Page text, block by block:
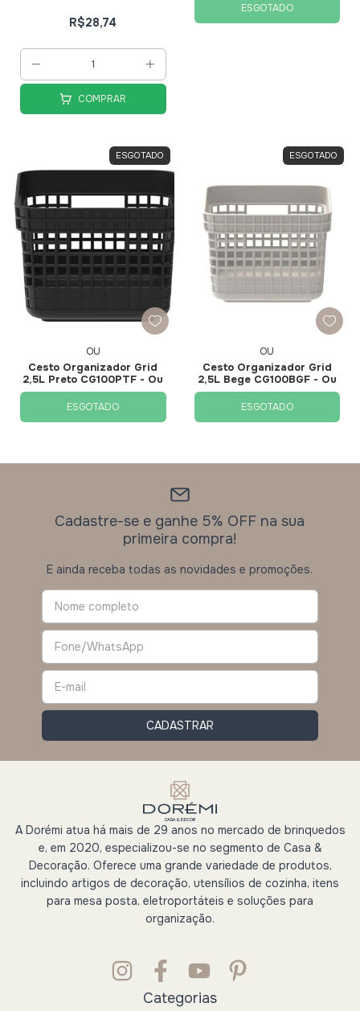
R$28,74
COMPRAR
ESGOTADO
ESGOTADO
OU
Cesto Organizador Grid
2,5L Preto CG100PTF - Ou
ESGOTADO
ESGOTADO
OU
Cesto Organizador Grid
2,5L Bege CG100BGF - Ou
ESGOTADO
Cadastre-se e ganhe 5% OFF na sua
primeira compra!
E ainda receba todas as novidades e promoções.
A Dorémi atua há mais de 29 anos no mercado de brinquedos
e, em 2020, especializou-se no segmento de Casa &
Decoração. Oferece uma grande variedade de produtos,
incluindo artigos de decoração, utensílios de cozinha, itens
para mesa posta, eletroportáteis e soluções para
organização.
Categorias